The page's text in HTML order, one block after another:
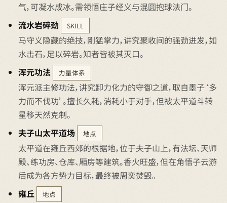
气，可凝水成冰。需领悟庄子经义与混圆抱球法门。
流水岩碎劲
SKILL
马守义隐藏的绝技，刚猛掌力，讲究聚收间的强劲迸发，如
水击石，足以碎岩。知者皆被其灭口。
浑元功法
力量体系
浑元派主修功法，讲究卸力化力的守御之道，取自墨子‘多
力而不伐功’。擅长久耗，消耗小于对手，但被太平道斗转
星移天然克制。
夫子山太平道场
地点
太平道在雍丘西郊的根据地，位于夫子山上，有法坛、天师
殿、练功房、仓库、厢房等建筑。香火旺盛，但在角悟子云游
后成为各方势力目标，最终被周奕焚毁。
雍丘
地点